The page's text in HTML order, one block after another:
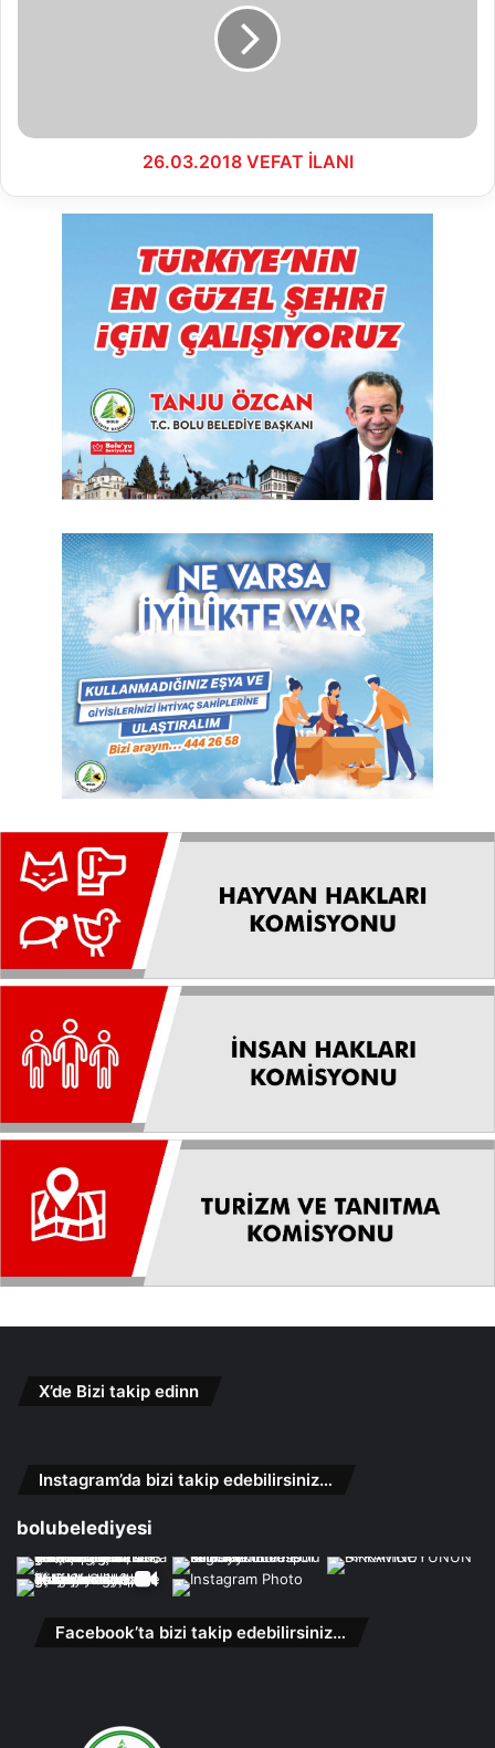
26.03.2018 VEFAT İLANI
X’de Bizi takip edinn
Instagram’da bizi takip edebilirsiniz…
bolubelediyesi
Facebook’ta bizi takip edebilirsiniz…